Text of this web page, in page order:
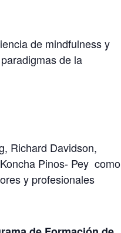
de mindfulness y
de la
Richard Davidson,
Pinos- Pey como
y profesionales